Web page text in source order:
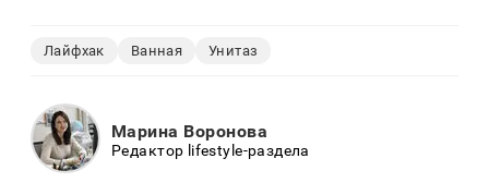
Лайфхак Ванная Унитаз
Марина Воронова
Редактор lifestyle-раздела